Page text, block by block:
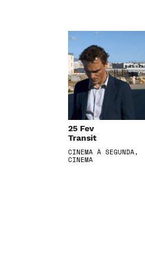
25 Fev
Transit
CINEMA À SEGUNDA,
CINEMA